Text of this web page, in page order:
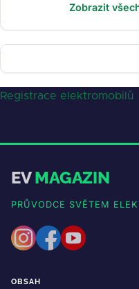
Zobrazit
Registrace elektromobilů
EVMAGAZIN
PRŮVODCE SVĚTEM
OBSAH